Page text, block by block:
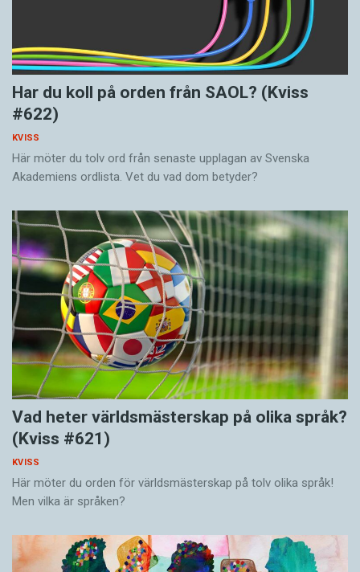
Har du koll på orden från SAOL? (Kviss
#622)
KVISS
Här möter du tolv ord från senaste upplagan av Svenska
Akademiens ordlista. Vet du vad dom betyder?
Vad heter världsmästerskap på olika språk?
(Kviss #621)
KVISS
Här möter du orden för världsmästerskap på tolv olika språk!
Men vilka är språken?